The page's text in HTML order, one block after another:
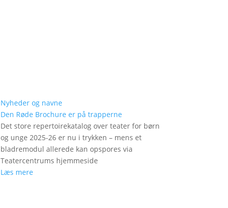
Nyheder og navne
Den Røde Brochure er på trapperne
Det store repertoirekatalog over teater for børn
og unge 2025-26 er nu i trykken – mens et
bladremodul allerede kan opspores via
Teatercentrums hjemmeside
Læs mere